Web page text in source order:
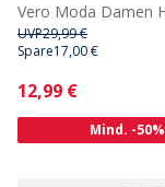
UVP29,99 €
Spare17,00 €
Current
12,99 €
Mind. -50%